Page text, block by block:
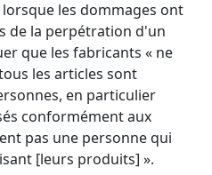
les dommages ont
de la perpétration d'un
que les fabricants « ne
les articles sont
en particulier
conformément aux
pas une personne qui
[leurs produits] ».